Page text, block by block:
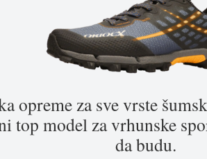
opreme za sve vrste
top model za vrhunske
da budu.